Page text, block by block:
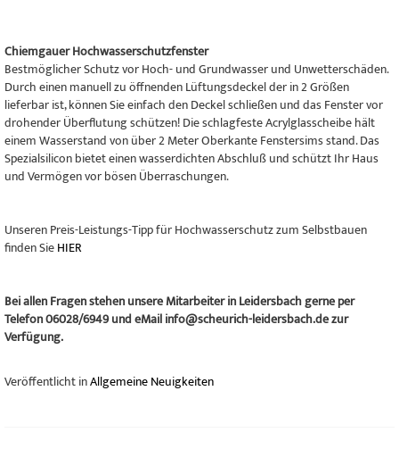
Chiemgauer Hochwasserschutzfenster
Bestmöglicher Schutz vor Hoch- und Grundwasser und Unwetterschäden.
Durch einen manuell zu öffnenden Lüftungsdeckel der in 2 Größen
lieferbar ist, können Sie einfach den Deckel schließen und das Fenster vor
drohender Überflutung schützen! Die schlagfeste Acrylglasscheibe hält
einem Wasserstand von über 2 Meter Oberkante Fenstersims stand. Das
Spezialsilicon bietet einen wasserdichten Abschluß und schützt Ihr Haus
und Vermögen vor bösen Überraschungen.
Unseren Preis-Leistungs-Tipp für Hochwasserschutz zum Selbstbauen
finden SieHIER
Bei allen Fragen stehen unsere Mitarbeiter in Leidersbach gerne per
Telefon 06028/6949 und eMail info@scheurich-leidersbach.de zur
Verfügung.
Veröffentlicht inAllgemeine Neuigkeiten